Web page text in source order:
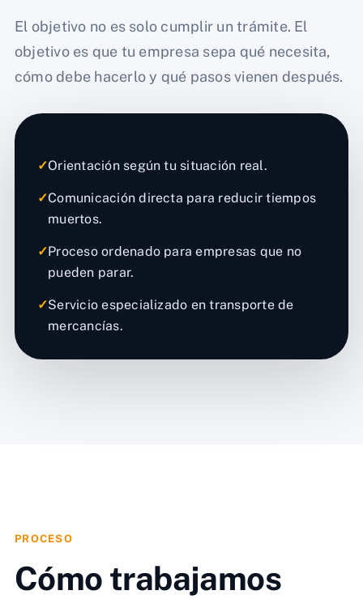
El objetivo no es solo cumplir un trámite. El
objetivo es que tu empresa sepa qué necesita,
cómo debe hacerlo y qué pasos vienen después.
✓Orientación según tu situación real.
✓Comunicación directa para reducir tiempos
muertos.
✓Proceso ordenado para empresas que no
pueden parar.
✓Servicio especializado en transporte de
mercancías.
PROCESO
Cómo trabajamos